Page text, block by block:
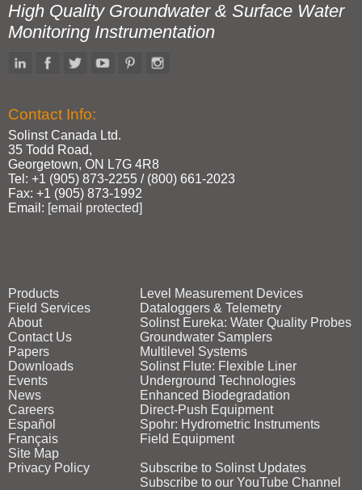
High Quality Groundwater & Surface Water
Monitoring Instrumentation
Contact Info:
Solinst Canada Ltd.
35 Todd Road,
Georgetown, ON L7G 4R8
Tel: +1 (905) 873‑2255 / (800) 661‑2023
Fax: +1 (905) 873‑1992
Email: [email protected]
Products
Field Services
About
Contact Us
Papers
Downloads
Events
News
Careers
Español
Français
Site Map
Privacy Policy
Level Measurement Devices
Dataloggers & Telemetry
Solinst Eureka: Water Quality Probes
Groundwater Samplers
Multilevel Systems
Solinst Flute: Flexible Liner
Underground Technologies
Enhanced Biodegradation
Direct‑Push Equipment
Spohr: Hydrometric Instruments
Field Equipment
Subscribe to Solinst Updates
Subscribe to our YouTube Channel